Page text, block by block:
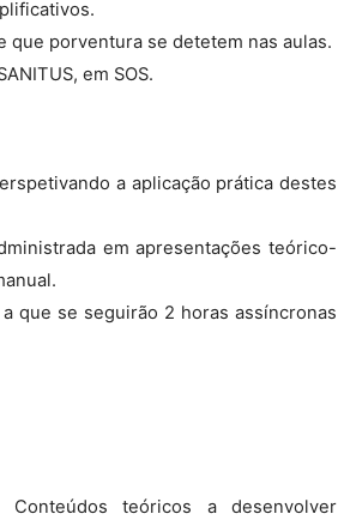
que porventura se detetem nas aulas.
em SOS.
a aplicação prática destes
em apresentações teórico-
que se seguirão 2 horas assíncronas
teóricos a desenvolver